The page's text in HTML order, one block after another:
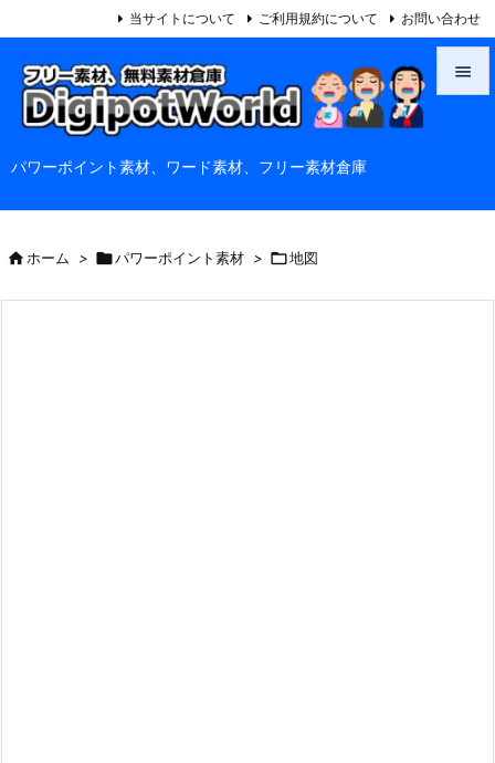
パワーポイント素材、ワード素材、フリー素材倉庫

当サイトについて ご利用規約について お問い合わせ
ホーム > パワーポイント素材 > 地図